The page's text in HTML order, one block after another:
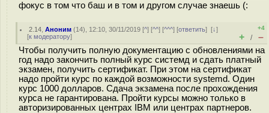
фокус в том что баш и в том и другом случае знаешь (:
2.14 ,Аноним (14), 12:10, 30/11/2019 [^] [^^] [^^^] [ответить][↓]
[к модератору]
+4
+ / –
Чтобы получить полную документацию с обновлениями на
год надо закончить полный курс системд и сдать платный
экзамен, получить сертификат. При этом на сертификат
надо пройти курс по каждой возможности systemd. Один
курс 1000 долларов. Сдача экзамена после прохождения
курса не гарантирована. Пройти курсы можно только в
авторизированных центрах IBM или центрах партнеров.